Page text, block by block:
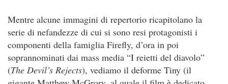
Mentre alcune immagini di repertorio ricapitolano la
serie di nefandezze di cui si sono resi protagonisti i
componenti della famiglia Firefly, d’ora in poi
soprannominati dai mass media “I reietti del diavolo”
(The Devil’s Rejects), vediamo il deforme Tiny (il